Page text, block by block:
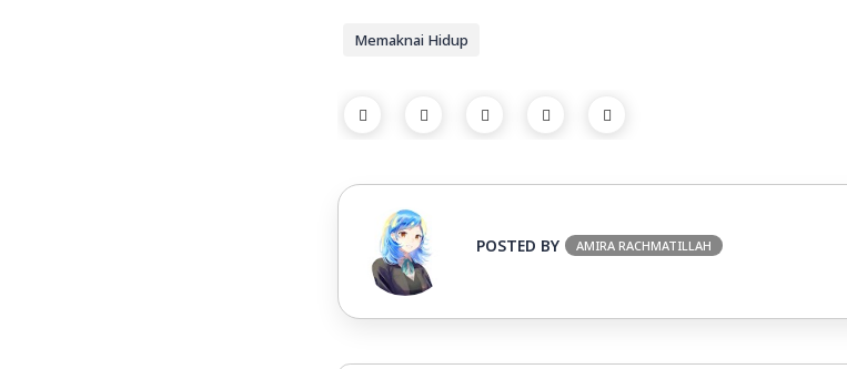
Memaknai Hidup
POSTED BY AMIRA RACHMATILLAH